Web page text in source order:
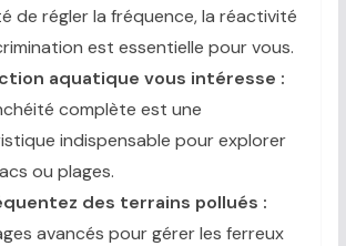
de régler la fréquence, la réactivité
est essentielle pour vous.
aquatique vous intéresse :
complète est une
indispensable pour explorer
ou plages.
des terrains pollués :
avancés pour gérer les ferreux